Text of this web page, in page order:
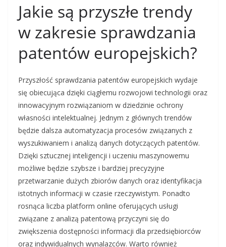
Jakie są przyszłe trendy
w zakresie sprawdzania
patentów europejskich?
Przyszłość sprawdzania patentów europejskich wydaje
się obiecująca dzięki ciągłemu rozwojowi technologii oraz
innowacyjnym rozwiązaniom w dziedzinie ochrony
własności intelektualnej. Jednym z głównych trendów
będzie dalsza automatyzacja procesów związanych z
wyszukiwaniem i analizą danych dotyczących patentów.
Dzięki sztucznej inteligencji i uczeniu maszynowemu
możliwe będzie szybsze i bardziej precyzyjne
przetwarzanie dużych zbiorów danych oraz identyfikacja
istotnych informacji w czasie rzeczywistym. Ponadto
rosnąca liczba platform online oferujących usługi
związane z analizą patentową przyczyni się do
zwiększenia dostępności informacji dla przedsiębiorców
oraz indywidualnych wynalazców. Warto również